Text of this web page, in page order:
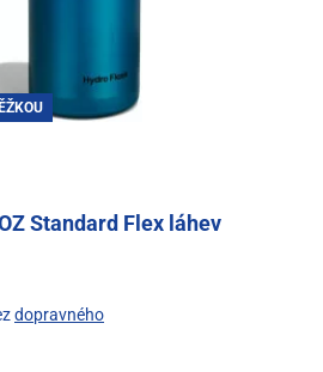
Standard Flex láhev
dopravného